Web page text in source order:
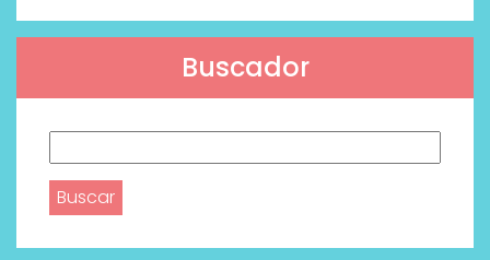
Buscador